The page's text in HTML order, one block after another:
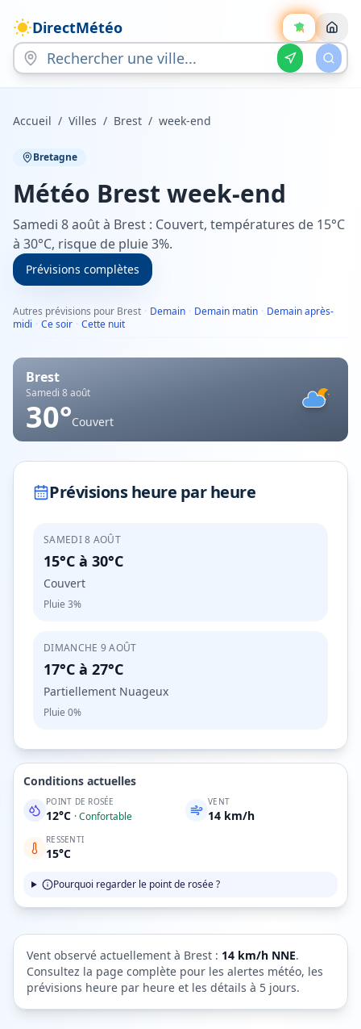
DirectMétéo
Accueil / Villes / Brest / week-end
Bretagne
Météo Brest week-end
Samedi 8 août à Brest : Couvert, températures de 15°C
à 30°C, risque de pluie 3%.
Prévisions complètes
Autres prévisions pour Brest · Demain · Demain matin · Demain après-
midi · Ce soir · Cette nuit
Brest
Samedi 8 août
30°Couvert
Prévisions heure par heure
SAMEDI 8 AOÛT
15°C à 30°C
Couvert
Pluie 3%
DIMANCHE 9 AOÛT
17°C à 27°C
Partiellement Nuageux
Pluie 0%
Conditions actuelles
POINT DE ROSÉE
12°C ·Confortable
VENT
14 km/h
RESSENTI
15°C
Pourquoi regarder le point de rosée ?
Vent observé actuellement à Brest : 14 km/h NNE.
Consultez la page complète pour les alertes météo, les
prévisions heure par heure et les détails à 5 jours.